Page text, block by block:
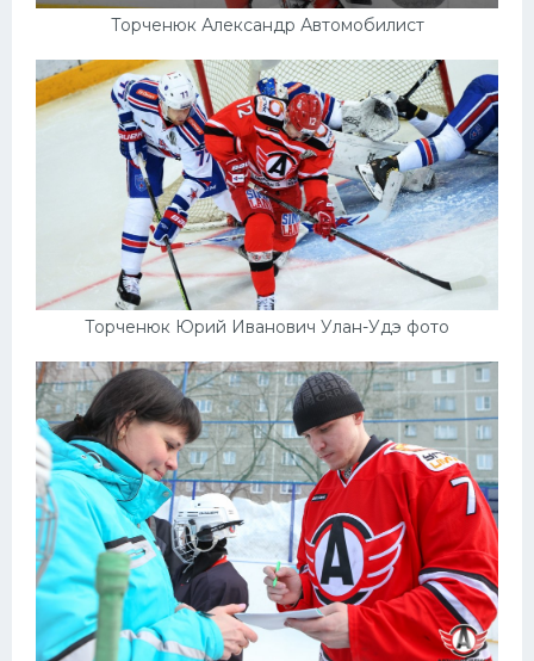
Торченюк Александр Автомобилист
Торченюк Юрий Иванович Улан-Удэ фото